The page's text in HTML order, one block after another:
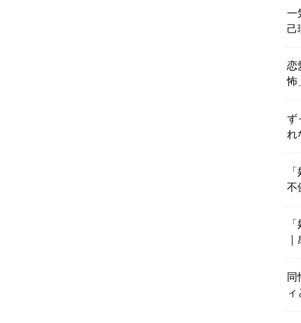
一
己
恋
怖
ず
れ
不
同